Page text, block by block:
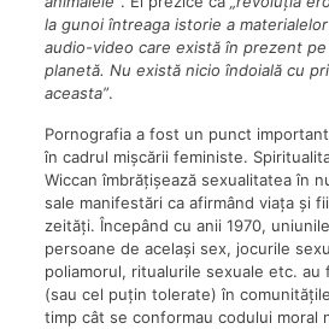
la gunoi întreaga istorie a
audio-video care există în prezent pe
planetă. Nu există nicio îndoială cu
aceasta”.
Pornografia a fost un punct
în cadrul mișcării feministe.
Wiccan îmbrățișează sexualitatea în
sale manifestări ca afirmând viața și
zeități. Începând cu anii 1970,
persoane de același sex, jocurile
poliamorul, ritualurile sexuale etc. au
(sau cel puțin tolerate) în
timp cât se conformau codului moral